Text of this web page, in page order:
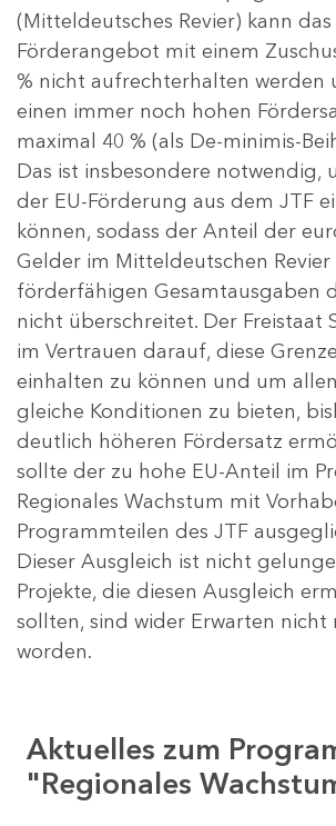
(Mitteldeutsches Revier) kann
Förderangebot mit einem
% nicht aufrechterhalten werden
einen immer noch hohen
maximal 40 % (als De-minimis-
Das ist insbesondere notwendig,
der EU-Förderung aus dem JTF
können, sodass der Anteil der
Gelder im Mitteldeutschen Revier
förderfähigen Gesamtausgaben
nicht überschreitet. Der Freistaat
im Vertrauen darauf, diese
einhalten zu können und um
gleiche Konditionen zu bieten,
deutlich höheren Fördersatz
sollte der zu hohe EU-Anteil im
Regionales Wachstum mit
Programmteilen des JTF
Dieser Ausgleich ist nicht
Projekte, die diesen Ausgleich
sollten, sind wider Erwarten nicht
worden.
Aktuelles zum
"Regionales